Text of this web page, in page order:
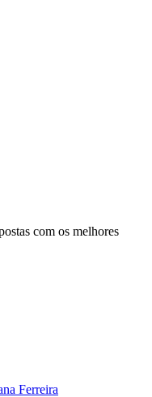
com os melhores
Ferreira